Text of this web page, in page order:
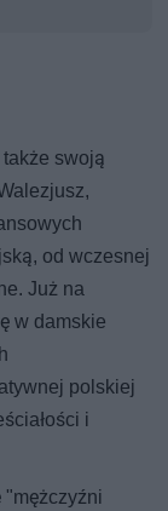
swoją
od wczesnej
Już na
w damskie
polskiej
i